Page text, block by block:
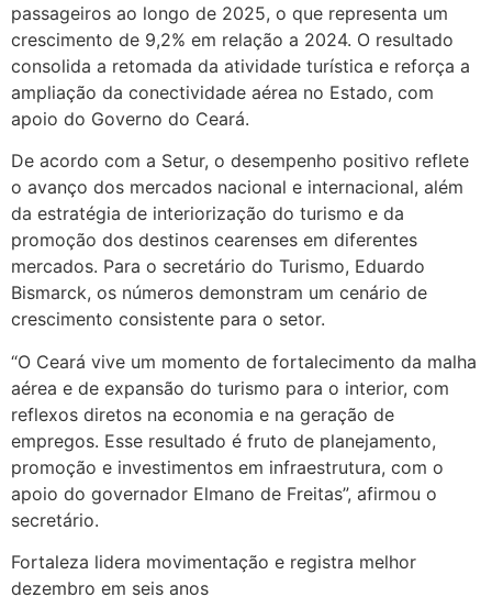
passageiros ao longo de 2025, o que representa um
crescimento de 9,2% em relação a 2024. O resultado
consolida a retomada da atividade turística e reforça a
ampliação da conectividade aérea no Estado, com
apoio do Governo do Ceará.
De acordo com a Setur, o desempenho positivo reflete
o avanço dos mercados nacional e internacional, além
da estratégia de interiorização do turismo e da
promoção dos destinos cearenses em diferentes
mercados. Para o secretário do Turismo, Eduardo
Bismarck, os números demonstram um cenário de
crescimento consistente para o setor.
“O Ceará vive um momento de fortalecimento da malha
aérea e de expansão do turismo para o interior, com
reflexos diretos na economia e na geração de
empregos. Esse resultado é fruto de planejamento,
promoção e investimentos em infraestrutura, com o
apoio do governador Elmano de Freitas”, afirmou o
secretário.
Fortaleza lidera movimentação e registra melhor
dezembro em seis anos